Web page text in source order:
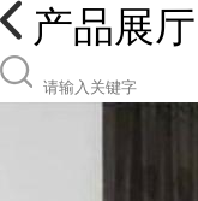
产品展厅